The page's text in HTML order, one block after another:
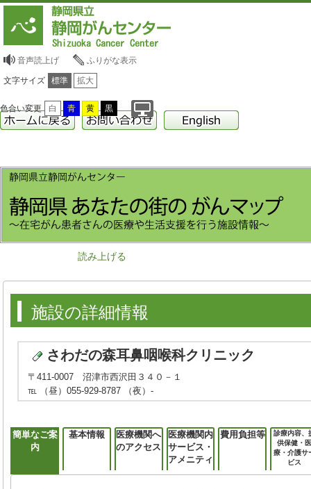
音声読上げ ふりがな表示
文字サイズ 標準 拡大
色合い変更 白 青 黄 黒
読み上げる
施設の詳細情報
さわだの森耳鼻咽喉科クリニック
〒411-0007 沼津市西沢田３４０－１
℡ （昼）055-929-8787 （夜）-
簡単なご案
内
基本情報
医療機関へ
のアクセス
医療機関内
サービス・
アメニティ
費用負担等
診療内容、
供保健・
療・介護サ
ビス